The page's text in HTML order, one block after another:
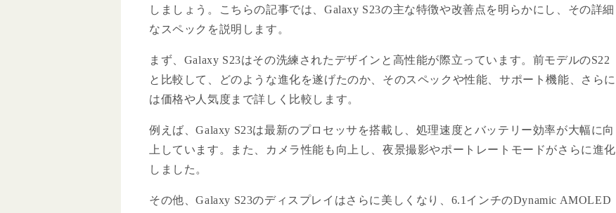
しましょう。こちらの記事では、Galaxy S23の主な特徴や改善点を明らかにし、その詳細
なスペックを説明します。
まず、Galaxy S23はその洗練されたデザインと高性能が際立っています。前モデルのS22
と比較して、どのような進化を遂げたのか、そのスペックや性能、サポート機能、さらに
は価格や人気度まで詳しく比較します。
例えば、Galaxy S23は最新のプロセッサを搭載し、処理速度とバッテリー効率が大幅に向
上しています。また、カメラ性能も向上し、夜景撮影やポートレートモードがさらに進化
しました。
その他、Galaxy S23のディスプレイはさらに美しくなり、6.1インチのDynamic AMOLED